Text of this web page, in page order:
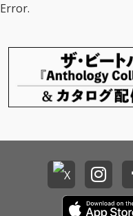
Error.